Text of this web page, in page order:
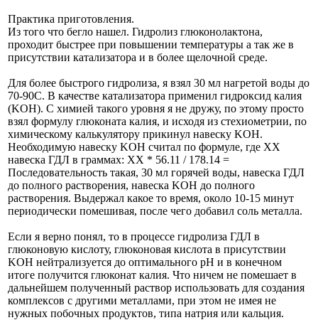
Практика приготовления.
Из того что бегло нашел. Гидролиз глюконолактона,
проходит быстрее при повышении температуры а так же в
присутствии катализатора и в более щелочной среде.
Для более быстрого гидролиза, я взял 30 мл нагретой воды до
70-90С. В качестве катализатора применил гидроксид калия
(KOH). С химией такого уровня я не дружу, по этому просто
взял формулу глюконата калия, и исходя из стехиометрии, по
химическому калькулятору прикинул навеску KOH.
Необходимую навеску KOH считал по формуле, где ХХ
навеска ГДЛ в граммах: ХХ * 56.11 / 178.14 =
Последовательность такая, 30 мл горячей воды, навеска ГДЛ
до полного растворения, навеска KOH до полного
растворения. Выдержал какое то время, около 10-15 минут
периодически помешивая, после чего добавил соль металла.
Если я верно понял, то в процессе гидролиза ГДЛ в
глюконовую кислоту, глюконовая кислота в присутствии
KOH нейтрализуется до оптимального pH и в конечном
итоге получится глюконат калия. Что ничем не помешает в
дальнейшем полученный раствор использовать для создания
комплексов с другими металлами, при этом не имея не
нужных побочных продуктов, типа натрия или кальция.